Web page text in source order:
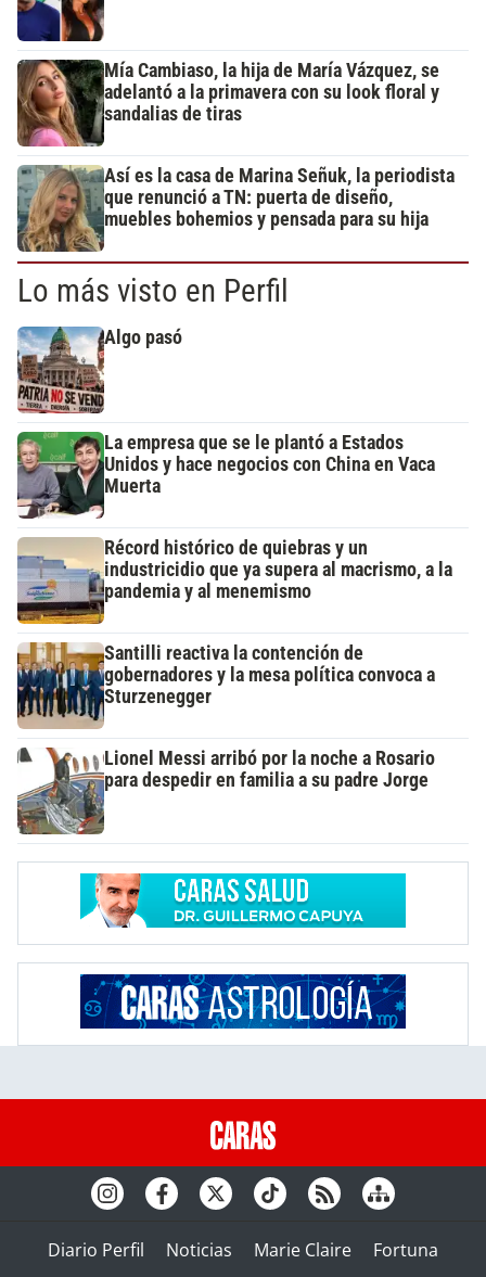
Mía Cambiaso, la hija de María Vázquez, se
adelantó a la primavera con su look floral y
sandalias de tiras
Así es la casa de Marina Señuk, la periodista
que renunció a TN: puerta de diseño,
muebles bohemios y pensada para su hija
Lo más visto en Perfil
Algo pasó
La empresa que se le plantó a Estados
Unidos y hace negocios con China en Vaca
Muerta
Récord histórico de quiebras y un
industricidio que ya supera al macrismo, a la
pandemia y al menemismo
Santilli reactiva la contención de
gobernadores y la mesa política convoca a
Sturzenegger
Lionel Messi arribó por la noche a Rosario
para despedir en familia a su padre Jorge
Diario Perfil Noticias Marie Claire
Fortuna